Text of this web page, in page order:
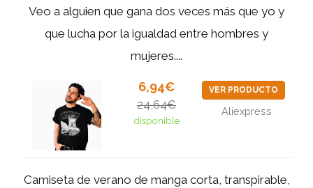
Veo a alguien que gana dos veces más que yo y
que lucha por la igualdad entre hombres y
mujeres....
6,94€
24,64€
disponible
VER PRODUCTO
Aliexpress
Camiseta de verano de manga corta, transpirable,